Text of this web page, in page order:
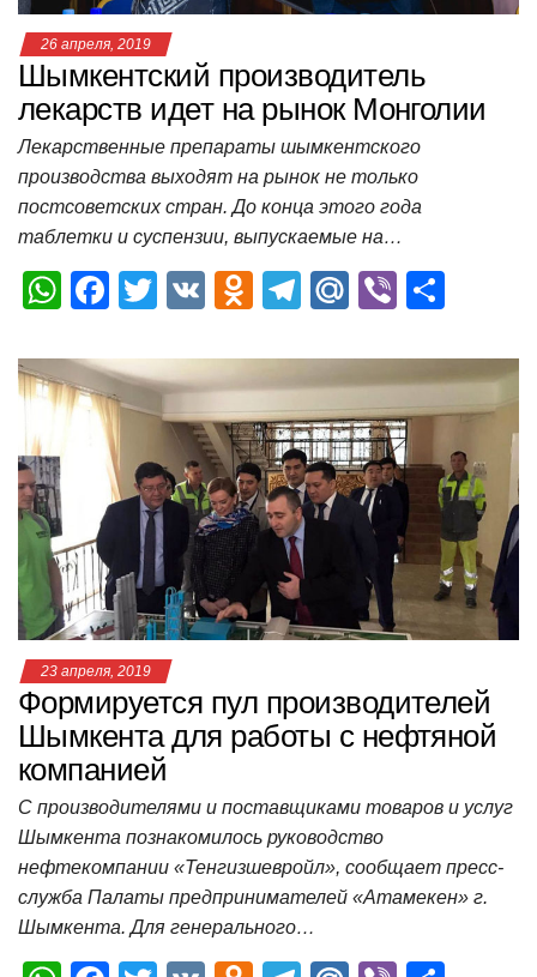
26 апреля, 2019
Шымкентский производитель
лекарств идет на рынок Монголии
Лекарственные препараты шымкентского
производства выходят на рынок не только
постсоветских стран. До конца этого года
таблетки и суспензии, выпускаемые на…
W
at
s
A
p
F
c
e
b
o
o
k
T
tt
er
V
O
n
o
kl
a
ss
ki
T
e
gr
a
m
M
.R
u
Vi
er п
р
а
в
и
т
ь
23 апреля, 2019
Формируется пул производителей
Шымкента для работы с нефтяной
компанией
С производителями и поставщиками товаров и услуг
Шымкента познакомилось руководство
нефтекомпании «Тенгизшевройл», сообщает пресс-
служба Палаты предпринимателей «Атамекен» г.
Шымкента. Для генерального…